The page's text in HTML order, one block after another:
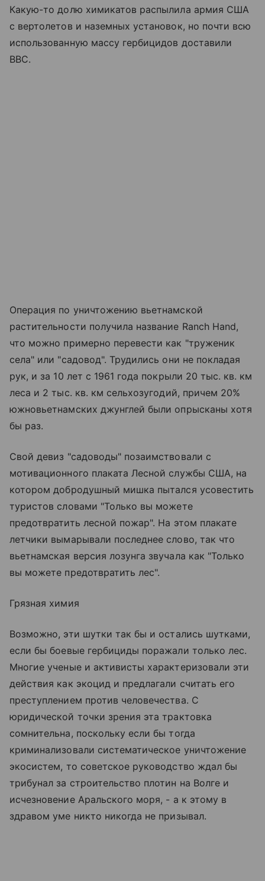
Какую-то долю химикатов распылила армия США
с вертолетов и наземных установок, но почти всю
использованную массу гербицидов доставили
ВВС.
Операция по уничтожению вьетнамской
растительности получила название Ranch Hand,
что можно примерно перевести как "труженик
села" или "садовод". Трудились они не покладая
рук, и за 10 лет с 1961 года покрыли 20 тыс. кв. км
леса и 2 тыс. кв. км сельхозугодий, причем 20%
южновьетнамских джунглей были опрысканы хотя
бы раз.
Свой девиз "садоводы" позаимствовали с
мотивационного плаката Лесной службы США, на
котором добродушный мишка пытался усовестить
туристов словами "Только вы можете
предотвратить лесной пожар". На этом плакате
летчики вымарывали последнее слово, так что
вьетнамская версия лозунга звучала как "Только
вы можете предотвратить лес".
Грязная химия
Возможно, эти шутки так бы и остались шутками,
если бы боевые гербициды поражали только лес.
Многие ученые и активисты характеризовали эти
действия как экоцид и предлагали считать его
преступлением против человечества. С
юридической точки зрения эта трактовка
сомнительна, поскольку если бы тогда
криминализовали систематическое уничтожение
экосистем, то советское руководство ждал бы
трибунал за строительство плотин на Волге и
исчезновение Аральского моря, - а к этому в
здравом уме никто никогда не призывал.